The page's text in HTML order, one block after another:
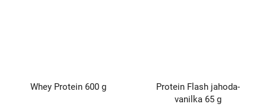
Whey Protein 600 g
Protein Flash jahoda-
vanilka 65 g